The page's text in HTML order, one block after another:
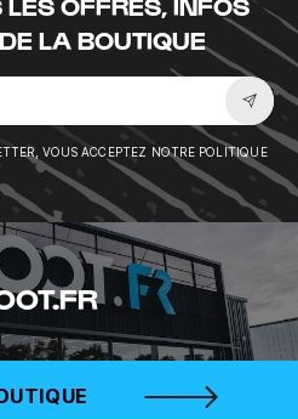
LA BOUTIQUE
VOUS ACCEPTEZ NOTRE POLITIQUE